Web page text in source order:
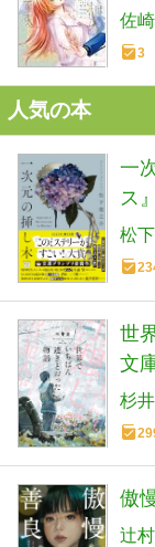
ン
佐
3
人気の本
一
ス
松
世
文
杉
傲
辻